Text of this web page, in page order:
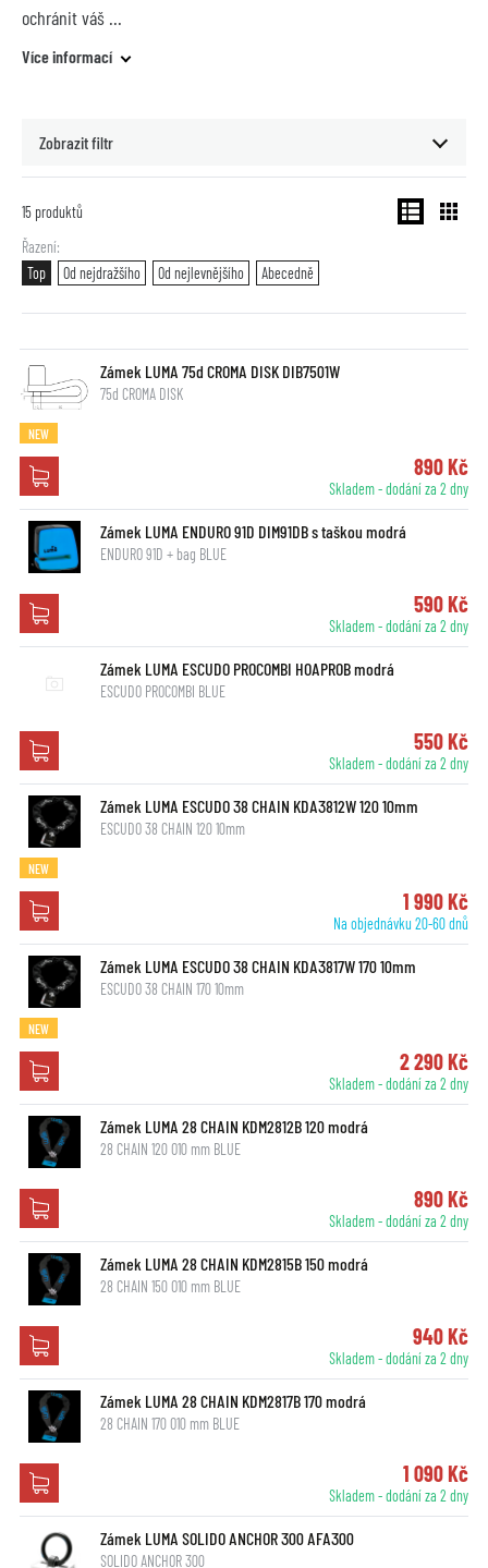
ochránit váš
Více informací
Zobrazit filtr
15 produktů
Řazení
Top
Od nejdražšího Od nejlevnějšího Abecedně
Zámek LUMA 75d CROMA DISK DIB7501W
75d CROMA DISK
NEW
890 Kč
Skladem - dodání za 2 dny
Zámek LUMA ENDURO 91D DIM91DB s taškou modrá
ENDURO 91D + bag BLUE
590 Kč
Skladem - dodání za 2 dny
Zámek LUMA ESCUDO PROCOMBI HOAPROB modrá
ESCUDO PROCOMBI BLUE
550 Kč
Skladem - dodání za 2 dny
Zámek LUMA ESCUDO 38 CHAIN KDA3812W 120 10mm
ESCUDO 38 CHAIN 120 10mm
NEW
1 990 Kč
Na objednávku 20-60 dnů
Zámek LUMA ESCUDO 38 CHAIN KDA3817W 170 10mm
ESCUDO 38 CHAIN 170 10mm
NEW
2 290 Kč
Skladem - dodání za 2 dny
Zámek LUMA 28 CHAIN KDM2812B 120 modrá
28 CHAIN 120 O10 mm BLUE
890 Kč
Skladem - dodání za 2 dny
Zámek LUMA 28 CHAIN KDM2815B 150 modrá
28 CHAIN 150 O10 mm BLUE
940 Kč
Skladem - dodání za 2 dny
Zámek LUMA 28 CHAIN KDM2817B 170 modrá
28 CHAIN 170 O10 mm BLUE
1 090 Kč
Skladem - dodání za 2 dny
Zámek LUMA SOLIDO ANCHOR 300 AFA300
SOLIDO ANCHOR 300